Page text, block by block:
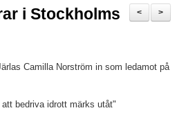
>
<
i Stockholms
Camilla Norström in som ledamot på
bedriva idrott märks utåt"